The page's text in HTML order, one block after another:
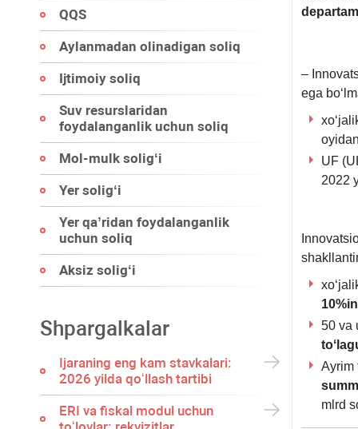
QQS
Aylanmadan olinadigan soliq
Ijtimoiy soliq
Suv resurslaridan
foydalanganlik uchun soliq
Mol-mulk soligʻi
Yer soligʻi
Yer qa’ridan foydalanganlik
uchun soliq
Aksiz soligʻi
Shpargalkalar
Ijaraning eng kam stavkalari:
2026 yilda qoʻllash tartibi
ERI va fiskal modul uchun
–
ega
UF
2022
50 va
Ayrim
mlrd